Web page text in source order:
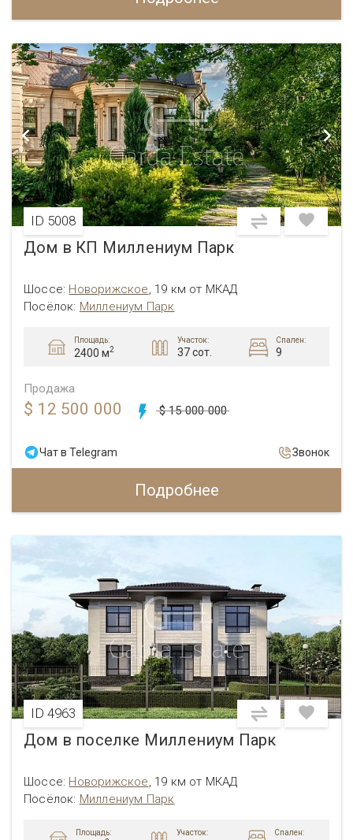
ID 5008
Дом в КП Миллениум Парк
Шоссе: Новорижское, 19 км от МКАД
Посёлок: Миллениум Парк
Площадь:
2400 м2
Участок:
37 сот.
Спален:
9
Продажа
$ 12 500 000 $ 15 000 000
Чат в Telegram Звонок
Подробнее
ID 4963
Дом в поселке Миллениум Парк
Шоссе: Новорижское 19 км от МКАД
Посёлок: Миллениум Парк
Площадь: Участок: Спален: